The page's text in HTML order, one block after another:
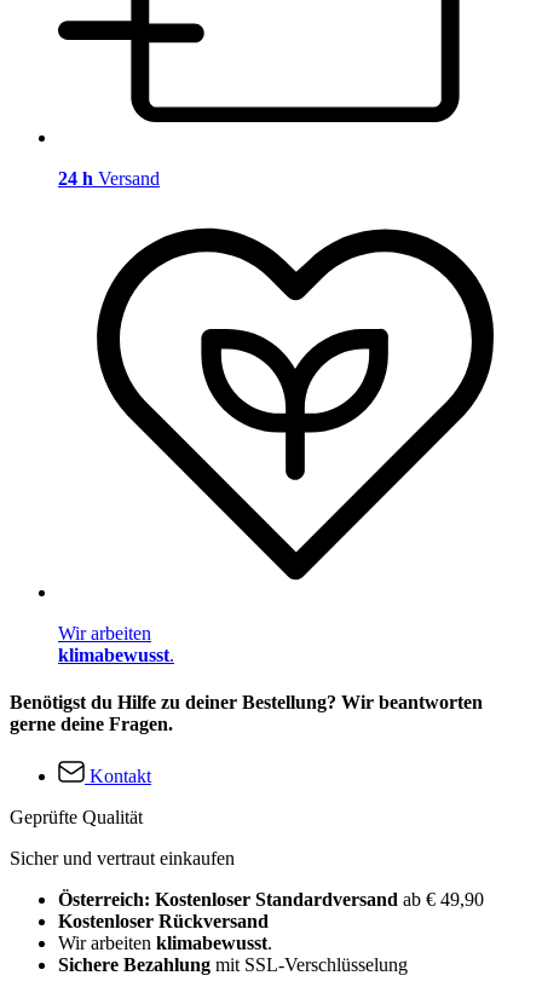
24 h Versand
Wir arbeiten
klimabewusst.
Benötigst du Hilfe zu deiner Bestellung? Wir beantworten
gerne deine Fragen.
Kontakt
Geprüfte Qualität
Sicher und vertraut einkaufen
Österreich: Kostenloser Standardversand ab € 49,90
Kostenloser Rückversand
Wir arbeiten klimabewusst.
Sichere Bezahlung mit SSL-Verschlüsselung